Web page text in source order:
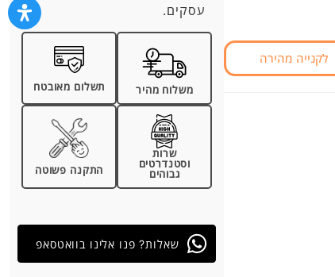
לקנייה מהירה
עסקים.
משלוח מהיר תשלום מאובטח
שרות
וסטנדרטים
גבוהים
התקנה פשוטה
שאלות? פנו אלינו בוואטסאפ